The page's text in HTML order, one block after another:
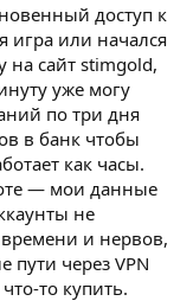
доступ к
игра или начался
на сайт stimgold,
уже могу
по три дня
в банк чтобы
как часы.
— мои данные
не
и нервов,
пути через VPN
то купить.